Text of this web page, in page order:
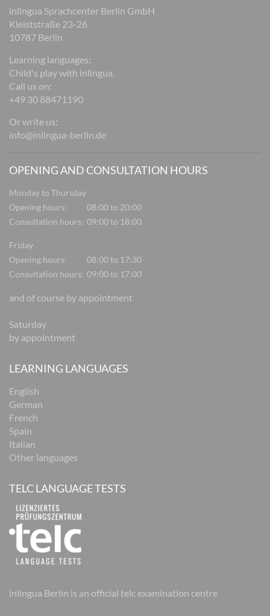
inlingua Sprachcenter Berlin GmbH
Kleiststraße 23-26
10787 Berlin
Learning languages:
Child's play with inlingua.
Call us on:
+49 30 88471190
Or write us:
info@inlingua-berlin.de
OPENING AND CONSULTATION HOURS
Monday to Thursday
Opening hours:
08:00 to 20:00
Consultation hours: 09:00 to 18:00
Friday
Opening hours:
08:00 to 17:30
Consultation hours: 09:00 to 17:00
and of course by appointment
Saturday
by appointment
LEARNING LANGUAGES
English
German
French
Spain
Italian
Other languages
TELC LANGUAGE TESTS
inlingua Berlin is an official telc examination centre